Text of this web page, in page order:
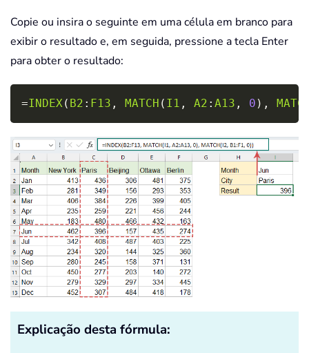
Copie ou insira o seguinte em uma célula em branco para
exibir o resultado e, em seguida, pressione a tecla Enter
para obter o resultado:
=INDEX( B2 : F13 , MATCH ( I1 , A2 : A13 , 0 ) ,
Copy
Explicação desta fórmula: